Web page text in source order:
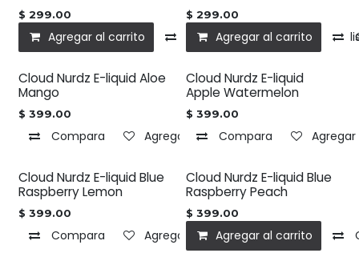
$ 299.00
Agregar al carrito Compara Agregar a la
$ 299.00
Agregar al carrito
Cloud Nurdz E-liquid Aloe
Mango
$ 399.00
Compara Agregar a la lista de deseos
Cloud Nurdz E-liquid
Apple Watermelon
$ 399.00
Compara
Cloud Nurdz E-liquid Blue
Raspberry Lemon
$ 399.00
Compara Agregar a la lista de deseos
Cloud Nurdz E-liquid Blue
Raspberry Peach
$ 399.00
Agregar al carrito